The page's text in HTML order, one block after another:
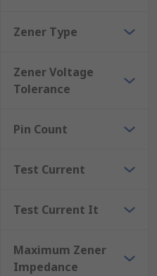
Zener Type
Zener Voltage
Tolerance
Pin Count
Test Current
Test Current It
Maximum Zener
Impedance